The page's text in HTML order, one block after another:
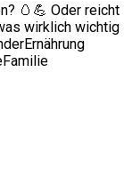
🥚💪 Oder reicht
wirklich wichtig